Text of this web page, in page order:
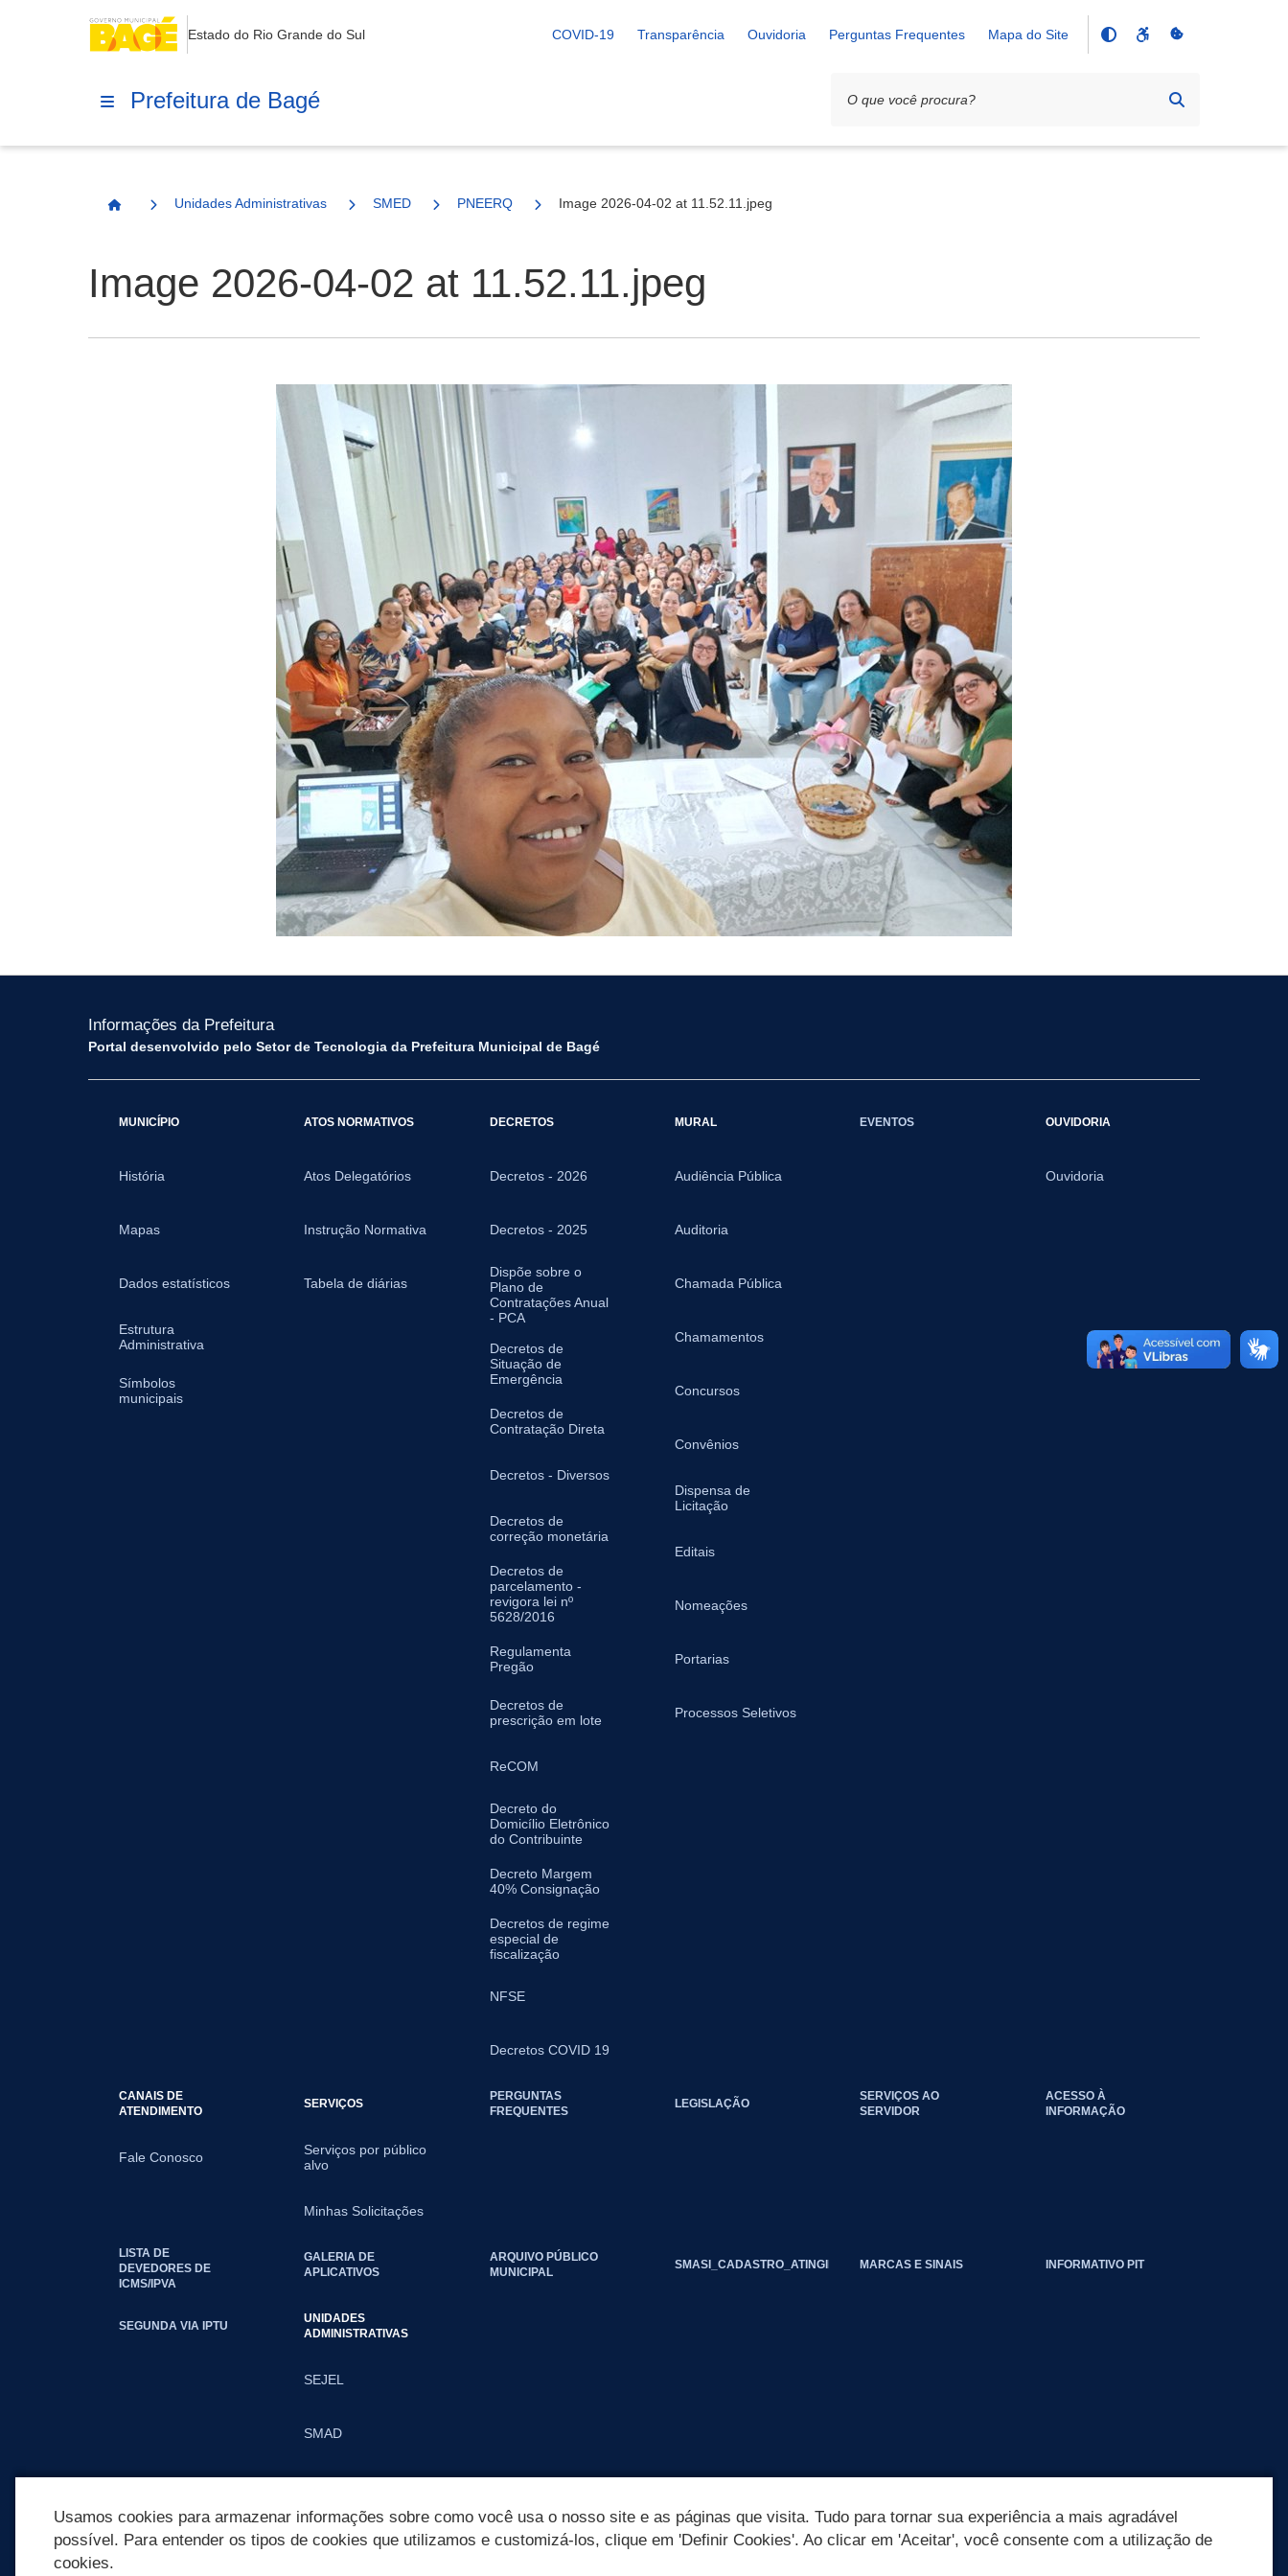
Estado do Rio Grande do Sul COVID-19 Transparência Ouvidoria Perguntas Frequentes Mapa do Site
Prefeitura de Bagé
Página Inicial
Unidades Administrativas SMED PNEERQ Image 2026-04-02 at 11.52.11.jpeg
Image 2026-04-02 at 11.52.11.jpeg
Informações da Prefeitura
Portal desenvolvido pelo Setor de Tecnologia da Prefeitura Municipal de Bagé
MUNICÍPIO
História
Mapas
Dados estatísticos
Estrutura
Administrativa
Símbolos
municipais
ATOS NORMATIVOS
Atos Delegatórios
Instrução Normativa
Tabela de diárias
DECRETOS
Decretos - 2026
Decretos - 2025
Dispõe sobre o
Plano de
Contratações Anual
- PCA
Decretos de
Situação de
Emergência
Decretos de
Contratação Direta
Decretos - Diversos
Decretos de
correção monetária
Decretos de
parcelamento -
revigora lei nº
5628/2016
Regulamenta
Pregão
Decretos de
prescrição em lote
ReCOM
Decreto do
Domicílio Eletrônico
do Contribuinte
Decreto Margem
40% Consignação
Decretos de regime
especial de
fiscalização
NFSE
Decretos COVID 19
MURAL
Audiência Pública
Auditoria
Chamada Pública
Chamamentos
Concursos
Convênios
Dispensa de
Licitação
Editais
Nomeações
Portarias
Processos Seletivos
EVENTOS OUVIDORIA
Ouvidoria
CANAIS DE
ATENDIMENTO
Fale Conosco
SERVIÇOS
Serviços por público
alvo
Minhas Solicitações
PERGUNTAS
FREQUENTES
LEGISLAÇÃO
SERVIÇOS AO
SERVIDOR
ACESSO À
INFORMAÇÃO
LISTA DE
DEVEDORES DE
ICMS/IPVA
GALERIA DE
APLICATIVOS
ARQUIVO PÚBLICO
MUNICIPAL
SMASI_CADASTRO_ATINGIDOS_EVENTOS_CLIMATICOS
MARCAS E SINAIS INFORMATIVO PIT
SEGUNDA VIA IPTU
UNIDADES
ADMINISTRATIVAS
SEJEL
SMAD
Usamos cookies para armazenar informações sobre como você usa o nosso site e as páginas que visita. Tudo para tornar sua experiência a mais agradável
possível. Para entender os tipos de cookies que utilizamos e customizá-los, clique em 'Definir Cookies'. Ao clicar em 'Aceitar', você consente com a utilização de
cookies.